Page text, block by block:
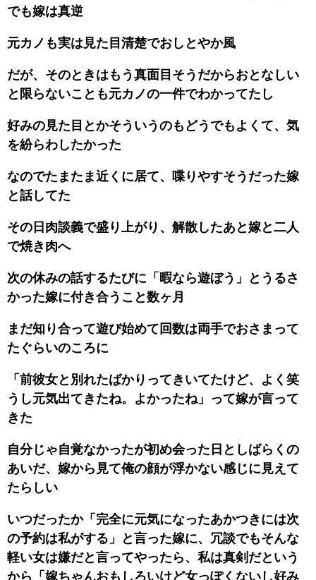
でも嫁は真逆
元カノも実は見た目清楚でおしとやか風
だが、そのときはもう真面目そうだからおとなしい
と限らないことも元カノの一件でわかってたし
好みの見た目とかそういうのもどうでもよくて、気
を紛らわしたかった
なのでたまたま近くに居て、喋りやすそうだった嫁
と話してた
その日肉談義で盛り上がり、解散したあと嫁と二人
で焼き肉へ
次の休みの話するたびに「暇なら遊ぼう」とうるさ
かった嫁に付き合うこと数ヶ月
まだ知り合って遊び始めて回数は両手でおさまって
たぐらいのころに
「前彼女と別れたばかりってきいてたけど、よく笑
うし元気出てきたね。よかったね」って嫁が言って
きた
自分じゃ自覚なかったが初め会った日としばらくの
あいだ、嫁から見て俺の顔が浮かない感じに見えて
たらしい
いつだったか「完全に元気になったあかつきには次
の予約は私がする」と言った嫁に、冗談でもそんな
軽い女は嫌だと言ってやったら、私は真剣だという
から「嫁ちゃんおもしろいけど女っぽくないし好み